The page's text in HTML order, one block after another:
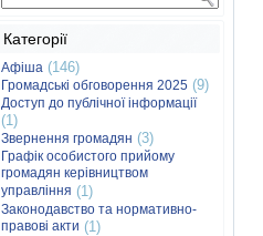
Категорії
Афіша (146)
Громадські обговорення 2025 (9)
Доступ до публічної інформації
(1)
Звернення громадян (3)
Графік особистого прийому
громадян керівництвом
управління (1)
Законодавство та нормативно-
правові акти (1)